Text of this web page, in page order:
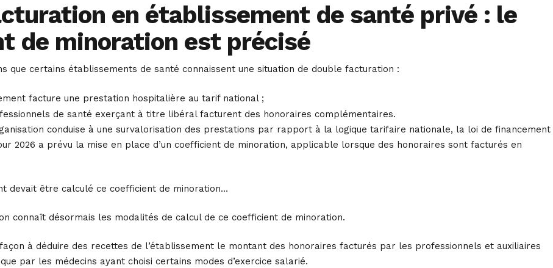
en établissement de santé privé : le
de minoration est précisé
que certains établissements de santé connaissent une situation de double facturation :
facture une prestation hospitalière au tarif national ;
de santé exerçant à titre libéral facturent des honoraires complémentaires.
conduise à une survalorisation des prestations par rapport à la logique tarifaire nationale, la loi de financement
2026 a prévu la mise en place d’un coefficient de minoration, applicable lorsque des honoraires sont facturés en
devait être calculé ce coefficient de minoration…
connaît désormais les modalités de calcul de ce coefficient de minoration.
à déduire des recettes de l’établissement le montant des honoraires facturés par les professionnels et auxiliaires
par les médecins ayant choisi certains modes d’exercice salarié.